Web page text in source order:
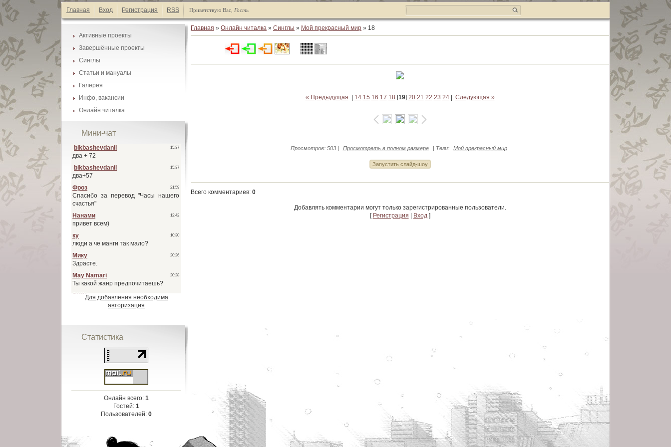
Главная Вход Регистрация RSS Приветствую Вас Гость
Активные проекты
Каталог манги
Список А-Я
Завершённые проекты
Каталог манги
Список А-Я
Синглы
Каталог манги
Список А-Я
Статьи и мануалы
Каталог статей
Список А-Я
Галерея
Галеея фонов
Галеея скринтонов
Инфо, вакансии
Наши друзья
Наши баннеры
Вакансии
Онлайн читалка
Завершённые проекты
Синглы
Мини-чат
Для добавления необходима
авторизация
Статистика
Онлайн всего: 1
Гостей: 1
Пользователей: 0
Главная » Онлайн читалка » Синглы » Мой прекрасный мир » 18
« Предыдущая 14 15 16 17 18 [19] 20 21 22 23 24| Следующая »
Просмотров: 503 | Просмотреть в полном размере | Теги: Мой прекрасный мир
Всего комментариев: 0
Добавлять комментарии могут только зарегистрированные пользователи.
[ Регистрация Вход]